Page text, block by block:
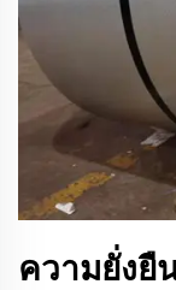
ความยั่งยื